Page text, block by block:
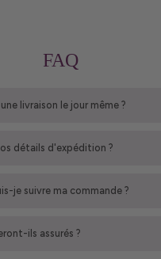
FAQ
livraison le jour même ?
détails d'expédition ?
je suivre ma commande ?
ils assurés ?